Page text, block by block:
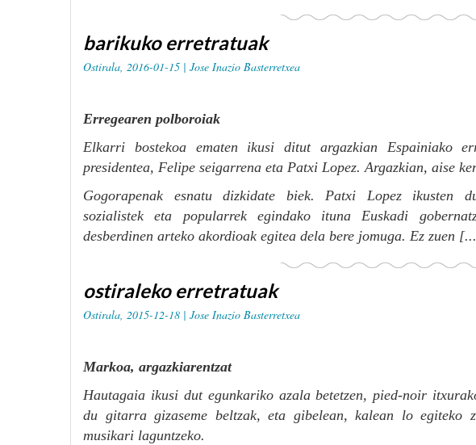
barikuko erretratuak
Ostirala, 2016-01-15 | Jose Inazio Basterretxea
Erregearen polboroiak
Elkarri bostekoa ematen ikusi ditut argazkian Espainiako
presidentea, Felipe seigarrena eta Patxi Lopez. Argazkian, aise
Gogorapenak esnatu dizkidate biek. Patxi Lopez ikusten
sozialistek eta popularrek egindako ituna Euskadi
desberdinen arteko akordioak egitea dela bere jomuga. Ez zuen
ostiraleko erretratuak
Ostirala, 2015-12-18 | Jose Inazio Basterretxea
Markoa, argazkiarentzat
Hautagaia ikusi dut egunkariko azala betetzen,pied-noir
du gitarra gizaseme beltzak, eta gibelean, kalean lo egiteko
musikari laguntzeko.